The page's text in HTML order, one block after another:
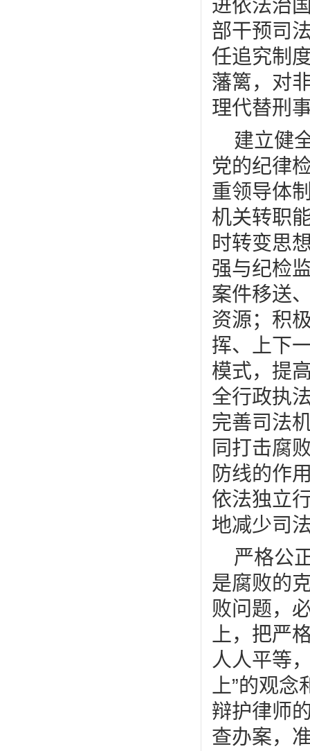
进依法治
部干预司
任追究制
藩篱，对
理代替刑
建立健
党的纪律
重领导体
机关转职
时转变思
强与纪检
案件移送
资源；积
挥、上下
模式，提
全行政执
完善司法
同打击腐
防线的作
依法独立
地减少司
严格公
是腐败的
败问题，
上，把严
人人平等
上”的观念
辩护律师
查办案，